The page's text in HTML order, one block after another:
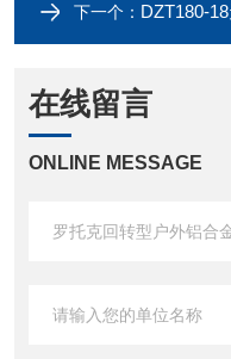
下一个： DZT180-18
在线留言
ONLINE MESSAGE